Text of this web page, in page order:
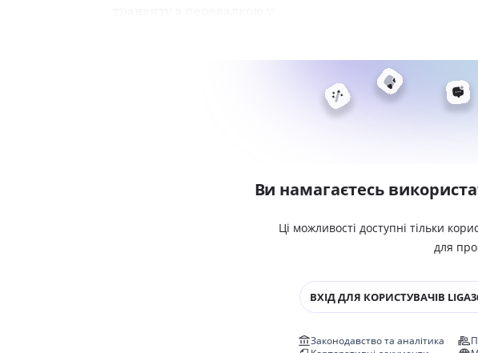
Ви намагаєтесь
Ці можливості доступні тільки
для
ВХІД ДЛЯ КОРИСТУВАЧІВ
Законодавство та аналітика